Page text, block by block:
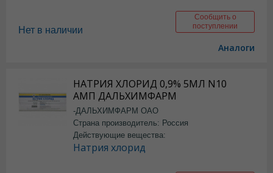
Нет в наличии
Сообщить о
поступлении
Аналоги
НАТРИЯ ХЛОРИД 0,9% 5МЛ N10
АМП ДАЛЬХИМФАРМ
-ДАЛЬХИМФАРМ ОАО
Страна производитель: Россия
Действующие вещества:
Натрия хлорид